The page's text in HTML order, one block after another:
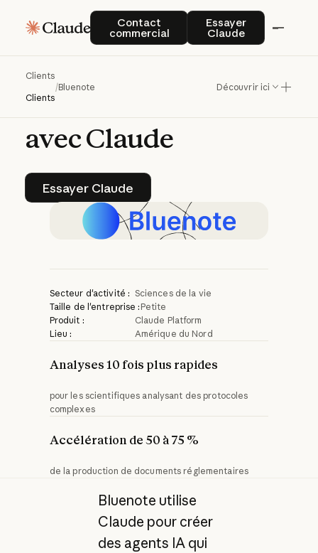
Contact
commercial
Contact commercial
Essayer
Claude
Essayer Claude
Clients
Clients
/Bluenote Découvrir ici
Bluenotealimente
desagents
intelligents
pourles
sciences
avecClaude
Essayer Claude
Essayer Claude
Secteur d'activité : Sciences de la vie
Taille de l'entreprise : Petite
Produit :
Claude Platform
Lieu :
Amérique du Nord
Analyses 10 fois plus rapides
pour les scientifiques analysant des protocoles
complexes
Accélération de 50 à 75 %
de la production de documents réglementaires
Bluenote utilise
Claude pour créer
des agents IA qui